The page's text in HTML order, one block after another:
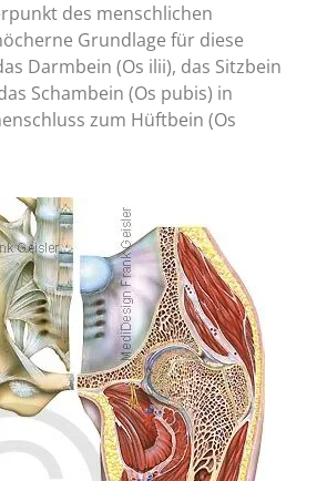
des Menschen
Alle Artikel Anzeigen...
des menschlichen
Grundlage für diese
Darmbein (Os ilii), das Sitzbein
Schambein (Os pubis) in
zum Hüftbein (Os